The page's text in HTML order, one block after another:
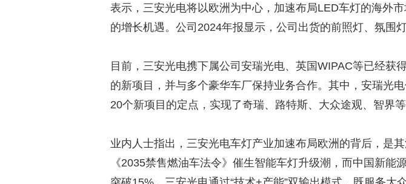
表示，三安光电将以欧洲为中心，加速布局LED车灯的海外
的增长机遇。公司2024年报显示，公司出货的前照灯、氛围
目前，三安光电携下属公司安瑞光电、英国WIPAC等已经获
的新项目，并与多个豪华车厂保持业务合作。其中，安瑞光
20个新项目的定点，实现了奇瑞、路特斯、大众途观、智界
业内人士指出，三安光电车灯产业加速布局欧洲的背后，是
《2035禁售燃油车法令》催生智能车灯升级潮，而中国新能